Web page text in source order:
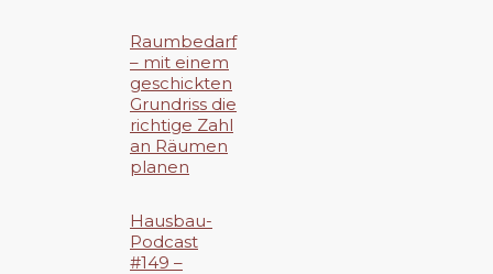
Raumbedarf
– mit einem
geschickten
Grundriss die
richtige Zahl
an Räumen
planen
Hausbau-
Podcast
#149 –